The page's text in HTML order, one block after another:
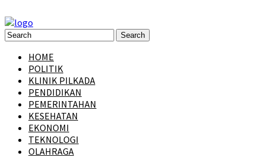
HOME
POLITIK
KLINIK PILKADA
PENDIDIKAN
PEMERINTAHAN
KESEHATAN
EKONOMI
TEKNOLOGI
OLAHRAGA